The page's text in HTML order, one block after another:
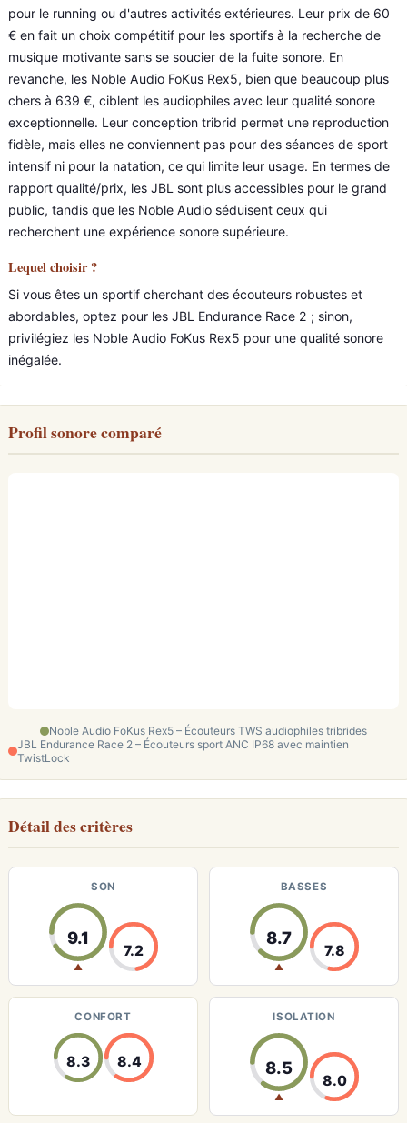
pour le running ou d'autres activités extérieures. Leur prix de 60
€ en fait un choix compétitif pour les sportifs à la recherche de
musique motivante sans se soucier de la fuite sonore. En
revanche, les Noble Audio FoKus Rex5, bien que beaucoup plus
chers à 639 €, ciblent les audiophiles avec leur qualité sonore
exceptionnelle. Leur conception tribrid permet une reproduction
fidèle, mais elles ne conviennent pas pour des séances de sport
intensif ni pour la natation, ce qui limite leur usage. En termes de
rapport qualité/prix, les JBL sont plus accessibles pour le grand
public, tandis que les Noble Audio séduisent ceux qui
recherchent une expérience sonore supérieure.
Lequel choisir ?
Si vous êtes un sportif cherchant des écouteurs robustes et
abordables, optez pour les JBL Endurance Race 2 ; sinon,
privilégiez les Noble Audio FoKus Rex5 pour une qualité sonore
inégalée.
Profil sonore comparé
Noble Audio FoKus Rex5 – Écouteurs TWS audiophiles tribrides
JBL Endurance Race 2 – Écouteurs sport ANC IP68 avec maintien
TwistLock
Détail des critères
SON
9.1
▲
7.2
BASSES
8.7
▲
7.8
CONFORT
8.3 8.4
ISOLATION
8.5
▲
8.0